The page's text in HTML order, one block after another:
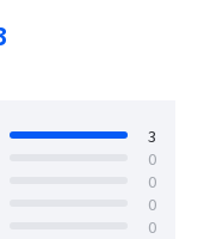
3
0
0
0
0